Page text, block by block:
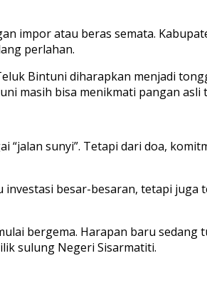
impor atau beras semata.
perlahan.
Bintuni diharapkan menjadi
masih bisa menikmati pangan asli
sunyi”. Tetapi dari doa,
besar-besaran, tetapi juga
bergema. Harapan baru
sulung Negeri Sisarmatiti.